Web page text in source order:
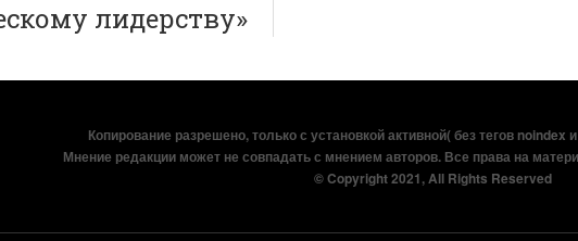
лидерству»
Копирование разрешено, только с установкой активной( без тегов noindex
Мнение редакции может не совпадать с мнением авторов. Все права на
© Copyright 2021, All Rights Reserved